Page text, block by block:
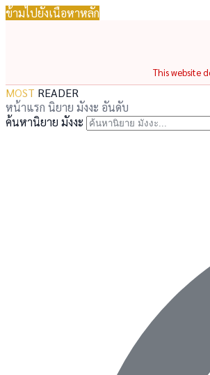
ข้ามไปยังเนื้อหาหลัก
This website
MOST READER
หน้าแรก นิยาย มังงะ อันดับ
ค้นหานิยาย มังงะ